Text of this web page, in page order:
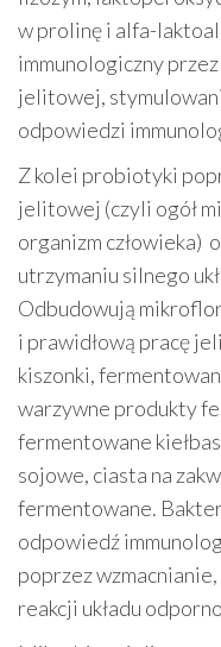
w prolinę i alfa-
immunologiczny
jelitowej,
odpowiedzi
Z kolei probiotyki
jelitowej (czyli ogół
organizm człowieka)
utrzymaniu silnego
Odbudowują
i prawidłową pracę
kiszonki,
warzywne produkty
fermentowane
sojowe, ciasta na
fermentowane.
odpowiedź
poprzez
reakcji układu